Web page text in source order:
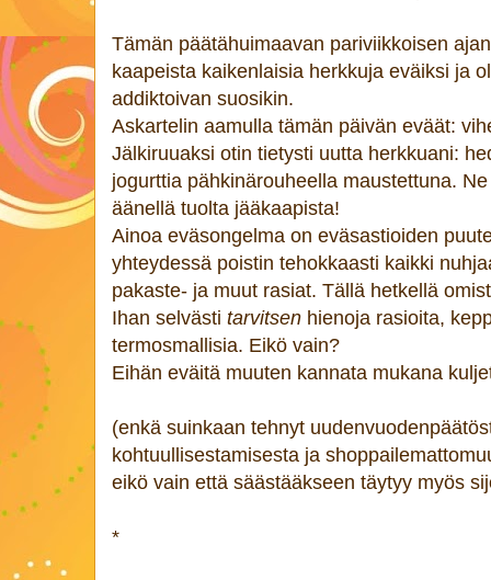
Tämän päätähuimaavan pariviikkoisen
kaapeista kaikenlaisia herkkuja eväiksi ja
addiktoivan suosikin.
Askartelin aamulla tämän päivän eväät:
Jälkiruuaksi otin tietysti uutta herkkuani:
jogurttia pähkinärouheella maustettuna.
äänellä tuolta jääkaapista!
Ainoa eväsongelma on eväsastioiden
yhteydessä poistin tehokkaasti kaikki
pakaste- ja muut rasiat. Tällä hetkellä
Ihan selvästi tarvitsen hienoja rasioita,
termosmallisia. Eikö vain?
Eihän eväitä muuten kannata mukana
(enkä suinkaan tehnyt
kohtuullisestamisesta ja
eikö vain että säästääkseen täytyy myös
*